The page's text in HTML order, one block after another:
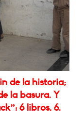
de la historia;
la basura. Y
6 libros, 6.